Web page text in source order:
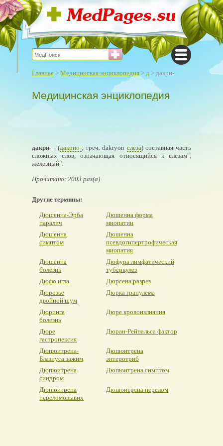
Главная > Медицинская энциклопедия > д > дакри-
Медицинская энциклопедия
дакри- - (дакрио-; греч. dakryon слеза) составная часть
сложных слов, означающая относящийся к слезам",
железный".
Прочитано: 2003 раз(а)
Другие термины:
Дюшенна-Эрба
паралич
Дюшенна форма
миопатии
Дюшенна
симптом
Дюшенна
псевдогипертрофическая
миопатия
Дюшенна
болезнь
Дюфура лимфатический
туберкулез
Дюфо игла
Дюрсена разрез
Дюрозье
двойной шум
Дюрка гранулема
Дюринга
болезнь
Дюре кровоизлияния
Дюре
гастропексия
Дюран-Рейнальса фактор
Дюпюитрена-
Блазиуса зажим
Дюпюитрена
энтеротриб
Дюпюитрена
синдром
Дюпюитрена симптом
Дюпюитрена
переломовывих
Дюпюитрена перелом